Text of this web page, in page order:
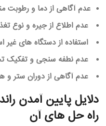
عدم آگاهی از دما و
عدم اطلاع از جیره و نوع
استفاده از دستگاه های غیر
عدم نطفه سنجی و تفکیک
عدم آگاهی از دوران ستر
دلایل پایین آمدن
راه حل های آن